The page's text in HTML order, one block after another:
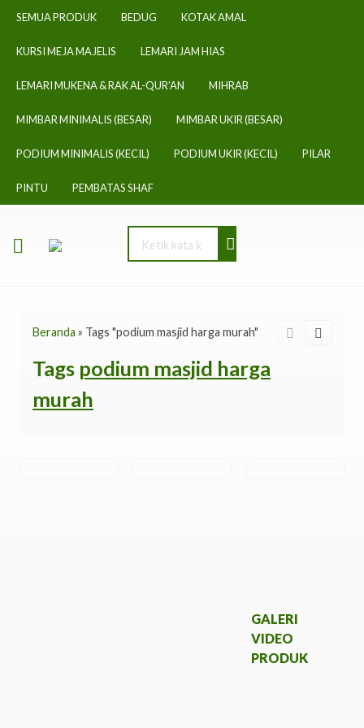
SEMUA PRODUK BEDUG KOTAK AMAL
KURSI MEJA MAJELIS LEMARI JAM HIAS
LEMARI MUKENA & RAK AL-QUR’AN MIHRAB
MIMBAR MINIMALIS (BESAR) MIMBAR UKIR (BESAR)
PODIUM MINIMALIS (KECIL) PODIUM UKIR (KECIL) PILAR
PINTU PEMBATAS SHAF
Beranda » Tags "podium masjid harga murah"
Tags podium masjid harga
murah
GALERI
VIDEO
PRODUK